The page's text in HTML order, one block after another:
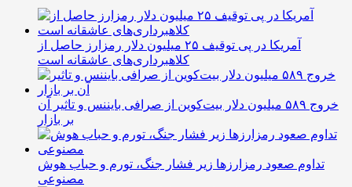
آمریکا در پی توقیف ۲۵ میلیون دلار رمزارز حاصل از
کلاهبرداری‌های عاشقانه است
خروج ۵۸۹ میلیون دلار بیت‌کوین از صرافی بایننس و تاثیر آن
بر بازار
تداوم صعود رمزارزها زیر فشار جنگ، تورم و حباب هوش
مصنوعی